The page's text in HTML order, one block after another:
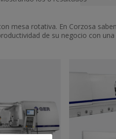
mesa rotativa. En Corzosa
de su negocio con